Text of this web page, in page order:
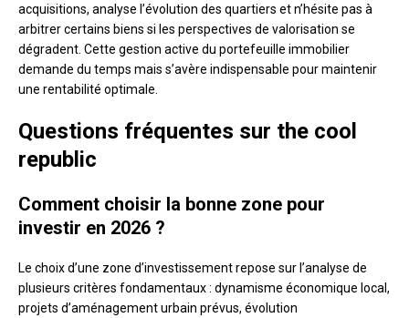
acquisitions, analyse l’évolution des quartiers et n’hésite pas à
arbitrer certains biens si les perspectives de valorisation se
dégradent. Cette gestion active du portefeuille immobilier
demande du temps mais s’avère indispensable pour maintenir
une rentabilité optimale.
Questions fréquentes sur the cool
republic
Comment choisir la bonne zone pour
investir en 2026 ?
Le choix d’une zone d’investissement repose sur l’analyse de
plusieurs critères fondamentaux : dynamisme économique local,
projets d’aménagement urbain prévus, évolution